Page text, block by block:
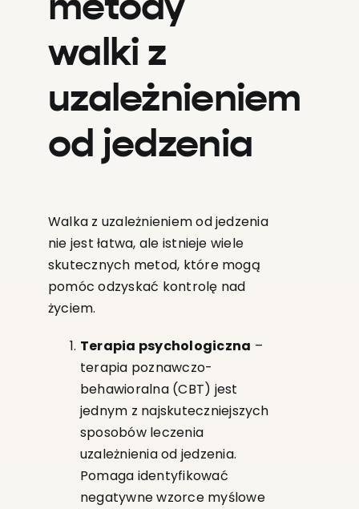
metody
walki z
uzależnieniem
od jedzenia
Walka z uzależnieniem od jedzenia
nie jest łatwa, ale istnieje wiele
skutecznych metod, które mogą
pomóc odzyskać kontrolę nad
życiem.
Terapia psychologiczna –
terapia poznawczo-
behawioralna (CBT) jest
jednym z najskuteczniejszych
sposobów leczenia
uzależnienia od jedzenia.
Pomaga identyfikować
negatywne wzorce myślowe